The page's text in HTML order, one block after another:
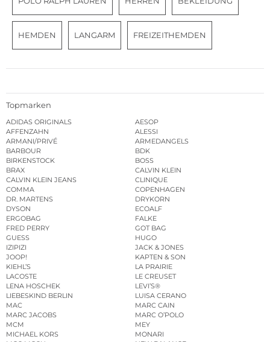
HEMDEN LANGARM FREIZEITHEMDEN
Topmarken
ADIDAS ORIGINALS
AESOP
AFFENZAHN
ALESSI
ARMANI/PRIVÉ
ARMEDANGELS
BARBOUR
BDK
BIRKENSTOCK
BOSS
BRAX
CALVIN KLEIN
CALVIN KLEIN JEANS
CLINIQUE
COMMA
COPENHAGEN
DR. MARTENS
DRYKORN
DYSON
ECOALF
ERGOBAG
FALKE
FRED PERRY
GOT BAG
GUESS
HUGO
IZIPIZI
JACK & JONES
JOOP!
KAPTEN & SON
KIEHL’S
LA PRAIRIE
LACOSTE
LE CREUSET
LENA HOSCHEK
LEVI’S®
LIEBESKIND BERLIN
LUISA CERANO
MAC
MARC CAIN
MARC JACOBS
MARC O’POLO
MCM
MEY
MICHAEL KORS
MONARI